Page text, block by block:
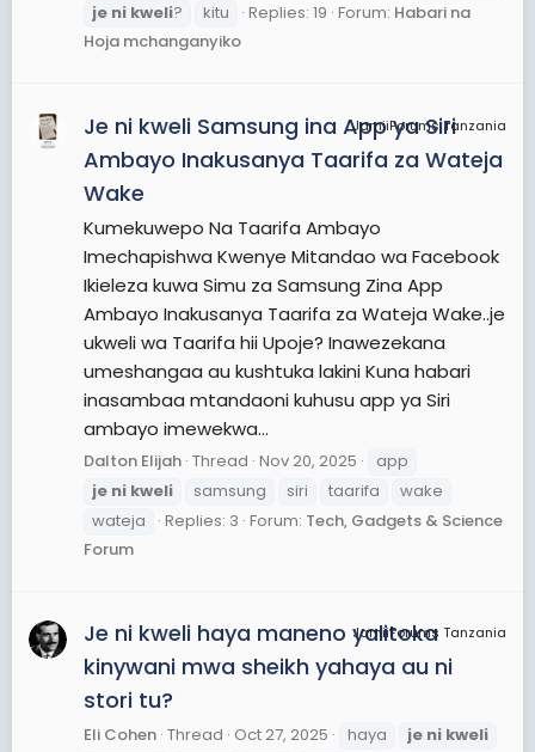
je ni kweli? kitu Replies: 19 Forum: Habari na
Hoja mchanganyiko
JamiiForums Tanzania
Je ni kweli Samsung ina App ya Siri
Ambayo Inakusanya Taarifa za Wateja
Wake
Kumekuwepo Na Taarifa Ambayo
Imechapishwa Kwenye Mitandao wa Facebook
Ikieleza kuwa Simu za Samsung Zina App
Ambayo Inakusanya Taarifa za Wateja Wake..je
ukweli wa Taarifa hii Upoje? Inawezekana
umeshangaa au kushtuka lakini Kuna habari
inasambaa mtandaoni kuhusu app ya Siri
ambayo imewekwa...
Dalton Elijah Thread Nov 20, 2025
app
je ni kweli samsung siri taarifa
wake
wateja
Replies: 3 Forum: Tech, Gadgets & Science
Forum
JamiiForums Tanzania
Je ni kweli haya maneno yalitoka
kinywani mwa sheikh yahaya au ni
stori tu?
Eli Cohen Thread Oct 27, 2025 haya je ni kweli